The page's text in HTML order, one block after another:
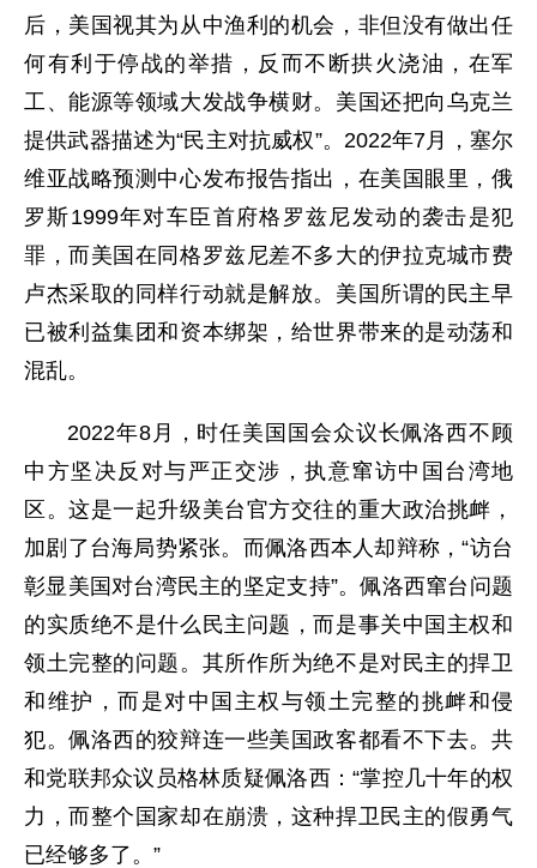
后，美国视其为从中渔利的机会，非但没有做出任
何有利于停战的举措，反而不断拱火浇油，在军
工、能源等领域大发战争横财。美国还把向乌克兰
提供武器描述为“民主对抗威权”。2022年7月，塞尔
维亚战略预测中心发布报告指出，在美国眼里，俄
罗斯1999年对车臣首府格罗兹尼发动的袭击是犯
罪，而美国在同格罗兹尼差不多大的伊拉克城市费
卢杰采取的同样行动就是解放。美国所谓的民主早
已被利益集团和资本绑架，给世界带来的是动荡和
混乱。
2022年8月，时任美国国会众议长佩洛西不顾
中方坚决反对与严正交涉，执意窜访中国台湾地
区。这是一起升级美台官方交往的重大政治挑衅，
加剧了台海局势紧张。而佩洛西本人却辩称，“访台
彰显美国对台湾民主的坚定支持”。佩洛西窜台问题
的实质绝不是什么民主问题，而是事关中国主权和
领土完整的问题。其所作所为绝不是对民主的捍卫
和维护，而是对中国主权与领土完整的挑衅和侵
犯。佩洛西的狡辩连一些美国政客都看不下去。共
和党联邦众议员格林质疑佩洛西：“掌控几十年的权
力，而整个国家却在崩溃，这种捍卫民主的假勇气
已经够多了。”